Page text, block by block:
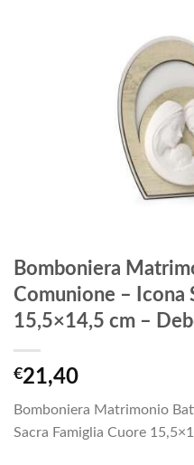
Bomboniera
Comunione – Icona
15,5×14,5 cm –
€21,40
Bomboniera Matrimonio
Sacra Famiglia Cuore